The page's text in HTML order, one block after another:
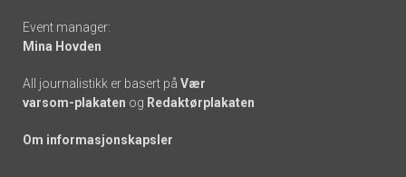
Event manager:
Mina Hovden
All journalistikk er basert på Vær
varsom-plakaten og Redaktørplakaten
Om informasjonskapsler